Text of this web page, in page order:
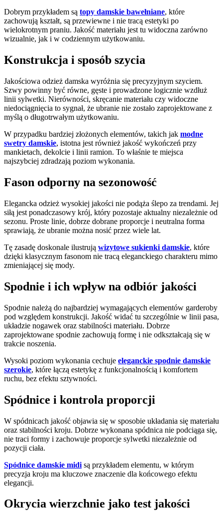
Dobrym przykładem są topy damskie bawełniane, które
zachowują kształt, są przewiewne i nie tracą estetyki po
wielokrotnym praniu. Jakość materiału jest tu widoczna zarówno
wizualnie, jak i w codziennym użytkowaniu.
Konstrukcja i sposób szycia
Jakościowa odzież damska wyróżnia się precyzyjnym szyciem.
Szwy powinny być równe, gęste i prowadzone logicznie wzdłuż
linii sylwetki. Nierówności, skręcanie materiału czy widoczne
niedociągnięcia to sygnał, że ubranie nie zostało zaprojektowane z
myślą o długotrwałym użytkowaniu.
W przypadku bardziej złożonych elementów, takich jak modne
swetry damskie, istotna jest również jakość wykończeń przy
mankietach, dekolcie i linii ramion. To właśnie te miejsca
najszybciej zdradzają poziom wykonania.
Fason odporny na sezonowość
Elegancka odzież wysokiej jakości nie podąża ślepo za trendami. Jej
siłą jest ponadczasowy krój, który pozostaje aktualny niezależnie od
sezonu. Proste linie, dobrze dobrane proporcje i neutralna forma
sprawiają, że ubranie można nosić przez wiele lat.
Tę zasadę doskonale ilustrują wizytowe sukienki damskie, które
dzięki klasycznym fasonom nie tracą eleganckiego charakteru mimo
zmieniającej się mody.
Spodnie i ich wpływ na odbiór jakości
Spodnie należą do najbardziej wymagających elementów garderoby
pod względem konstrukcji. Jakość widać tu szczególnie w linii pasa,
układzie nogawek oraz stabilności materiału. Dobrze
zaprojektowane spodnie zachowują formę i nie odkształcają się w
trakcie noszenia.
Wysoki poziom wykonania cechuje eleganckie spodnie damskie
szerokie, które łączą estetykę z funkcjonalnością i komfortem
ruchu, bez efektu sztywności.
Spódnice i kontrola proporcji
W spódnicach jakość objawia się w sposobie układania się materiału
oraz stabilności kroju. Dobrze wykonana spódnica nie podciąga się,
nie traci formy i zachowuje proporcje sylwetki niezależnie od
pozycji ciała.
Spódnice damskie midi są przykładem elementu, w którym
precyzja kroju ma kluczowe znaczenie dla końcowego efektu
elegancji.
Okrycia wierzchnie jako test jakości